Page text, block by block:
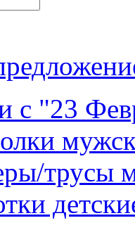
с "23
трусы